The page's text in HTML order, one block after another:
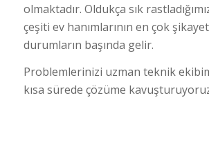
olmaktadır. Oldukça sık
çeşiti ev hanımlarının en çok
durumların başında gelir.
Problemlerinizi uzman teknik
kısa sürede çözüme